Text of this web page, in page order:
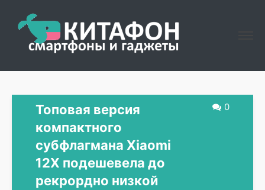
0
Топовая версия
компактного
субфлагмана Xiaomi
12X подешевела до
рекрордно низкой